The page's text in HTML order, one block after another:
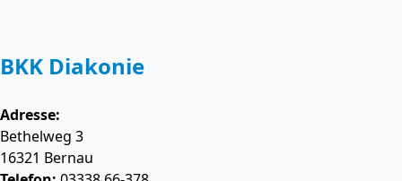
BKK Diakonie
Adresse:
Bethelweg 3
16321 Bernau